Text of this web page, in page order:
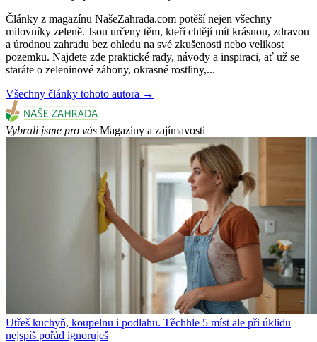
Články z magazínu NašeZahrada.com potěší nejen všechny
milovníky zeleně. Jsou určeny těm, kteří chtějí mít krásnou, zdravou
a úrodnou zahradu bez ohledu na své zkušenosti nebo velikost
pozemku. Najdete zde praktické rady, návody a inspiraci, ať už se
staráte o zeleninové záhony, okrasné rostliny,...
Všechny články tohoto autora →
Vybrali jsme pro vás Magazíny a zajímavosti
Utřeš kuchyň, koupelnu i podlahu. Těchhle 5 míst ale při úklidu
nejspíš pořád ignoruješ